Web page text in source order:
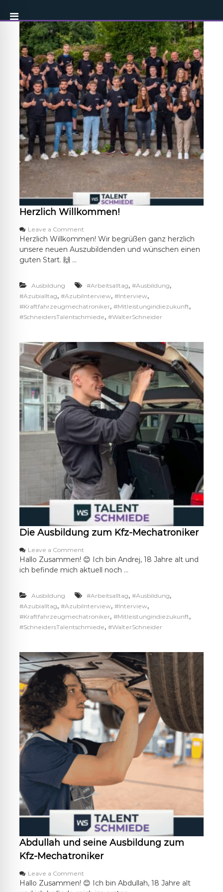
Herzlich Willkommen!
Leave a Commento
n
H
c
h
W
k
o
m
e
n
!
Herzlich Willkommen! Wir begrüßen ganz herzlich
unsere neuen Auszubildenden und wünschen einen
guten Start. 🙌 …
Ausbildung #Arbeitsalltag, #Ausbildung,
#Azubialltag, #AzubiInterview, #Interview,
#Kraftfahrzeugmechatroniker, #Mitleistungindiezukunft,
#SchneidersTalentschmiede, #WalterSchneider
Die Ausbildung zum Kfz-Mechatroniker
Leave a Commento
n
D
A
b
i
u
n
g
z
u
m
K
f
z
-
M
e
a
t
r
o
n
i
k
e
r
Hallo Zusammen! 😊 Ich bin Andrej, 18 Jahre alt und
ich befinde mich aktuell noch …
Ausbildung #Arbeitsalltag, #Ausbildung,
#Azubialltag, #AzubiInterview, #Interview,
#Kraftfahrzeugmechatroniker, #Mitleistungindiezukunft,
#SchneidersTalentschmiede, #WalterSchneider
Abdullah und seine Ausbildung zum
Kfz-Mechatroniker
Leave a Commento
n
Hallo Zusammen! 😊 Ich bin Abdullah, 18 Jahre alt